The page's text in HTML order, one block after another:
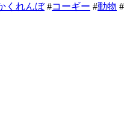
くれんぼ#コーギー #動物 #